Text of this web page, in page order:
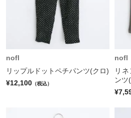
nofl
リップルドットペチパンツ(クロ)
¥12,100 （税込）
nofl
リ
ンツ